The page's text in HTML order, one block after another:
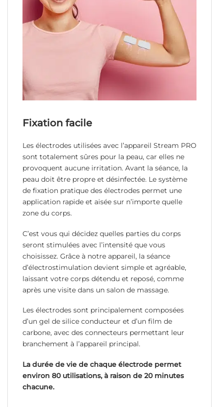
Fixation facile
Les électrodes utilisées avec l’appareil Stream PRO
sont totalement sûres pour la peau, car elles ne
provoquent aucune irritation. Avant la séance, la
peau doit être propre et désinfectée. Le système
de fixation pratique des électrodes permet une
application rapide et aisée sur n’importe quelle
zone du corps.
C’est vous qui décidez quelles parties du corps
seront stimulées avec l’intensité que vous
choisissez. Grâce à notre appareil, la séance
d’électrostimulation devient simple et agréable,
laissant votre corps détendu et reposé, comme
après une visite dans un salon de massage.
Les électrodes sont principalement composées
d’un gel de silice conducteur et d’un film de
carbone, avec des connecteurs permettant leur
branchement à l’appareil principal.
La durée de vie de chaque électrode permet
environ 80 utilisations, à raison de 20 minutes
chacune.